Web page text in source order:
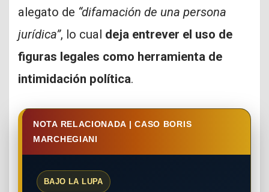
alegato de “difamación de una persona
jurídica”, lo cual deja entrever el uso de
figuras legales como herramienta de
intimidación política.
NOTA RELACIONADA | CASO BORIS
MARCHEGIANI
BAJO LA LUPA